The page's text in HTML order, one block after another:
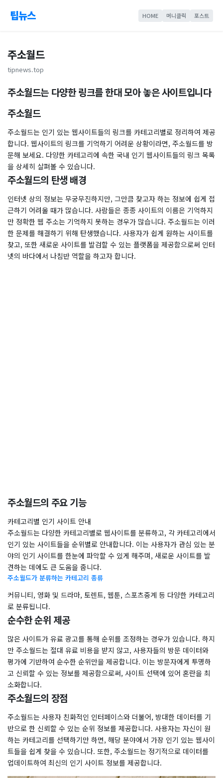
팁뉴스 HOME 머니클릭 포스트
주소월드
tipnews.top
주소월드는 다양한 링크를 한대 모아 놓은 사이트입니다
주소월드
주소월드는 인기 있는 웹사이트들의 링크를 카테고리별로 정리하여 제공
합니다. 웹사이트의 링크를 기억하기 어려운 상황이라면, 주소월드를 방
문해 보세요. 다양한 카테고리에 속한 국내 인기 웹사이트들의 링크 목록
을 상세히 살펴볼 수 있습니다.
주소월드의 탄생 배경
인터넷 상의 정보는 무궁무진하지만, 그만큼 찾고자 하는 정보에 쉽게 접
근하기 어려울 때가 많습니다. 사람들은 종종 사이트의 이름은 기억하지
만 정확한 웹 주소는 기억하지 못하는 경우가 많습니다. 주소월드는 이러
한 문제를 해결하기 위해 탄생했습니다. 사용자가 쉽게 원하는 사이트를
찾고, 또한 새로운 사이트를 발검할 수 있는 플랫폼을 제공함으로써 인터
넷의 바다에서 나침반 역할을 하고자 합니다.
주소월드의 주요 기능
카테고리별 인기 사이트 안내
주소월드는 다양한 카테고리별로 웹사이트를 분류하고, 각 카테고리에서
인기 있는 사이트들을 순위별로 안내합니다. 이는 사용자가 관심 있는 분
야의 인기 사이트를 한눈에 파악할 수 있게 해주며, 새로운 사이트를 발
견하는 데에도 큰 도움을 줍니다.
주소월드가 분류하는 카테고리 종류
커뮤니티, 영화 및 드라마, 토렌트, 웹툰, 스포츠중계 등 다양한 카테고리
로 분류됩니다.
순수한 순위 제공
많은 사이트가 유료 광고를 통해 순위를 조정하는 경우가 있습니다. 하지
만 주소월드는 절대 유료 비용을 받지 않고, 사용자들의 방문 데이터와
평가에 기반하여 순수한 순위만을 제공합니다. 이는 방문자에게 투명하
고 신뢰할 수 있는 정보를 제공함으로써, 사이트 선택에 있어 혼란을 최
소화합니다.
주소월드의 장점
주소월드는 사용자 친화적인 인터페이스와 더불어, 방대한 데이터를 기
반으로 한 신뢰할 수 있는 순위 정보를 제공합니다. 사용자는 자신이 원
하는 카테고리를 선택하기만 하면, 해당 분야에서 가장 인기 있는 웹사이
트들을 쉽게 찾을 수 있습니다. 또한, 주소월드는 정기적으로 데이터를
업데이트하여 최신의 인기 사이트 정보를 제공합니다.